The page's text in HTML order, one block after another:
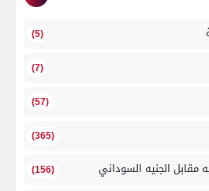
(5)
(7)
(57)
(365)
مقابل الجنيه السوداني (156)